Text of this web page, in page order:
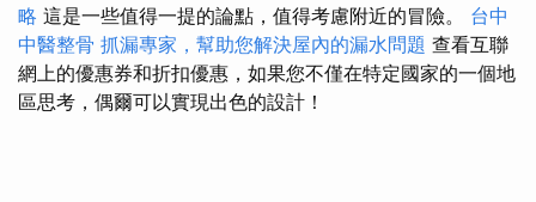
略 這是一些值得一提的論點，值得考慮附近的冒險。 台中
中醫整骨 抓漏專家，幫助您解決屋內的漏水問題 查看互聯
網上的優惠券和折扣優惠，如果您不僅在特定國家的一個地
區思考，偶爾可以實現出色的設計！